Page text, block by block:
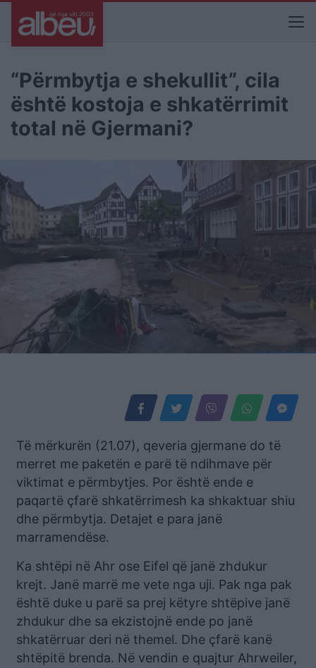
“Përmbytja e shekullit”, cila
është kostoja e shkatërrimit
total në Gjermani?
Të mërkurën (21.07), qeveria gjermane do të
merret me paketën e parë të ndihmave për
viktimat e përmbytjes. Por është ende e
paqartë çfarë shkatërrimesh ka shkaktuar shiu
dhe përmbytja. Detajet e para janë
marramendëse.
Ka shtëpi në Ahr ose Eifel që janë zhdukur
krejt. Janë marrë me vete nga uji. Pak nga pak
është duke u parë sa prej këtyre shtëpive janë
zhdukur dhe sa ekzistojnë ende po janë
shkatërruar deri në themel. Dhe çfarë kanë
shtëpitë brenda. Në vendin e quajtur Ahrweiler,